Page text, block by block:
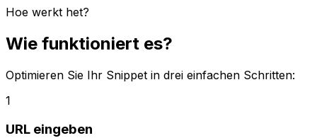
Hoe werkt het?
Wie funktioniert es?
Optimieren Sie Ihr Snippet in drei einfachen Schritten:
1
URL eingeben